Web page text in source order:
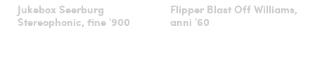
Jukebox Seerburg
Stereophonic, fine '900
Flipper Blast Off Williams,
anni '60